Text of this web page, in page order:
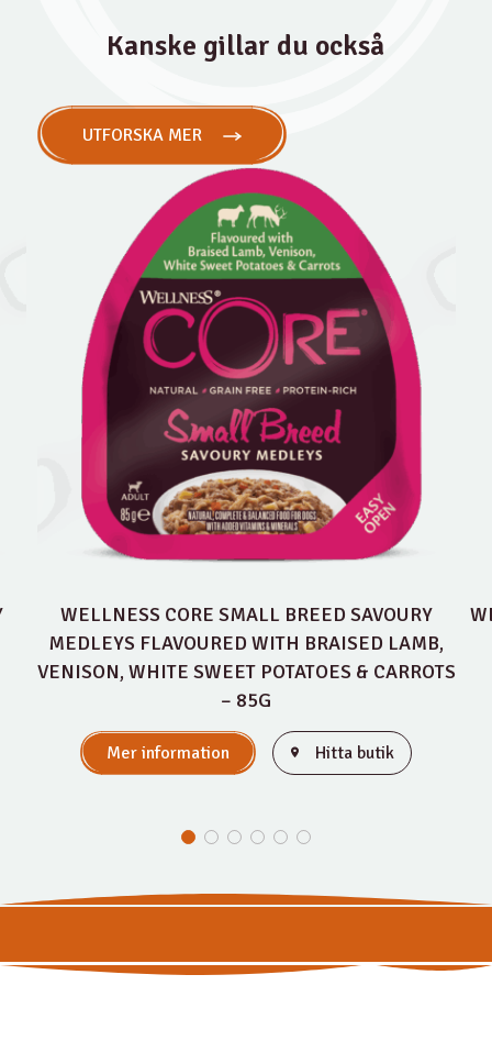
Kanske gillar du också
UTFORSKA MER
WELLNESS CORE SMALL BREED SAVOURY
MEDLEYS FLAVOURED WITH BRAISED LAMB,
VENISON, WHITE SWEET POTATOES & CARROTS
– 85G
Mer information Hitta butik